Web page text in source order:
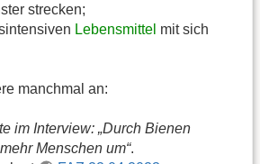
strecken;
Lebensmittel mit sich
manchmal an:
im Interview: „Durch Bienen
Menschen um“.